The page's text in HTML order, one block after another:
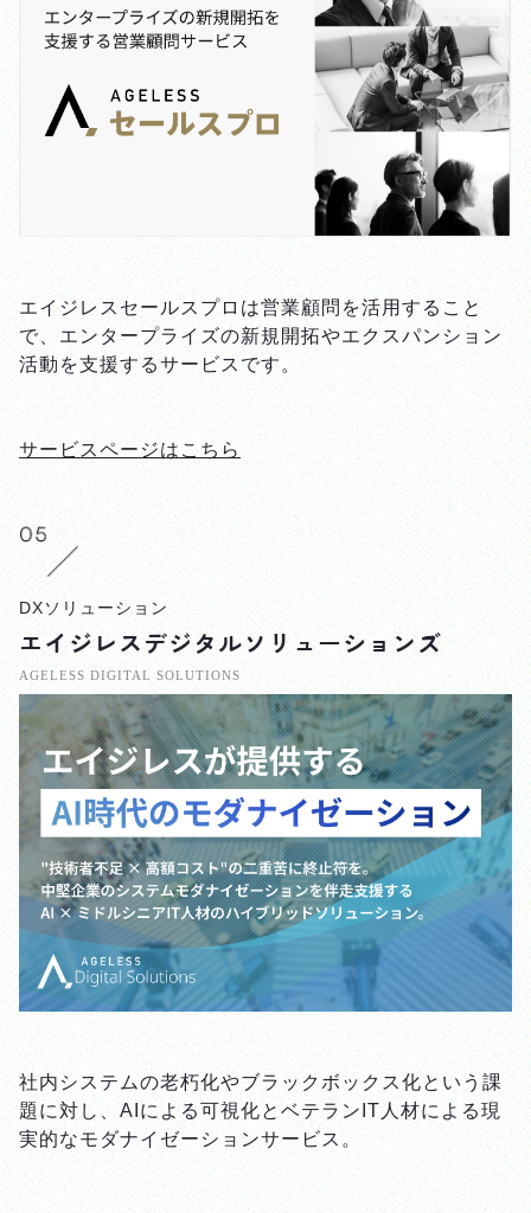
エイジレスセールスプロは営業顧問を活用すること
で、 エンタープライズの新規開拓やエクスパンション
活動を支援するサービスです。
サービスページはこちら
DXソリューション
エイジレスデジタルソリューションズ
AGELESS DIGITAL SOLUTIONS
社内システムの老朽化やブラックボックス化という課
題に対し、AIによる可視化とベテランIT人材による現
実的なモダナイゼーションサービス。